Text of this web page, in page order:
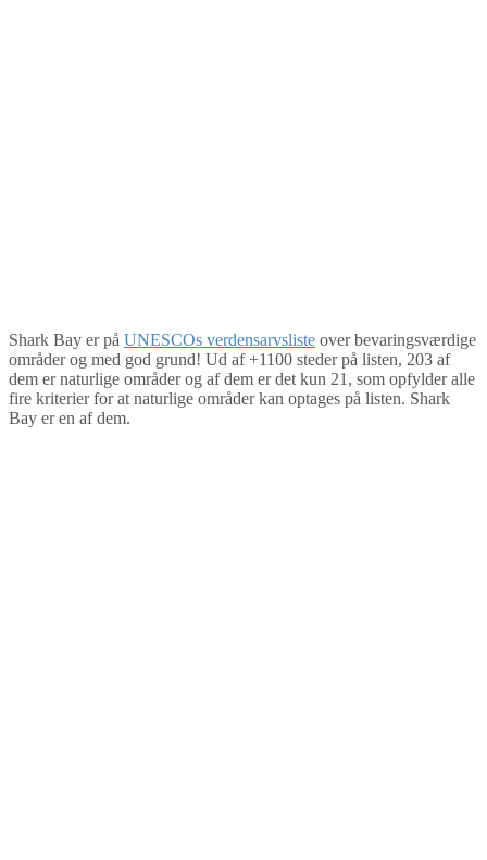
Shark Bay er på UNESCOs verdensarvsliste over bevaringsværdige
områder og med god grund! Ud af +1100 steder på listen, 203 af
dem er naturlige områder og af dem er det kun 21, som opfylder alle
fire kriterier for at naturlige områder kan optages på listen. Shark
Bay er en af dem.